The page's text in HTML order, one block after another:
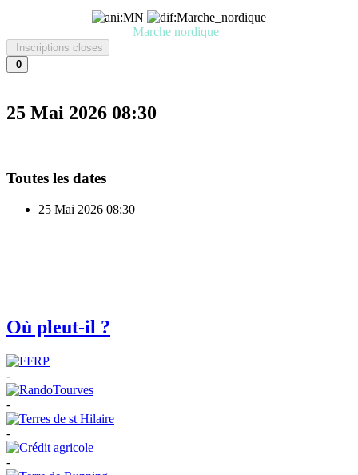
Marche nordique
Inscriptions closes
0
25 Mai 2026 08:30
Toutes les dates
25 Mai 2026 08:30
Où pleut-il ?
-
-
-
-